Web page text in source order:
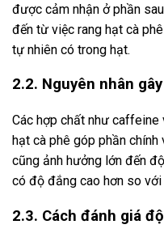
được cảm nhận ở phần
đến từ việc rang hạt cà
tự nhiên có trong hạt.
2.2. Nguyên nhân
Các hợp chất như
hạt cà phê góp phần
cũng ảnh hưởng lớn đến
có độ đắng cao hơn so với
2.3. Cách đánh giá